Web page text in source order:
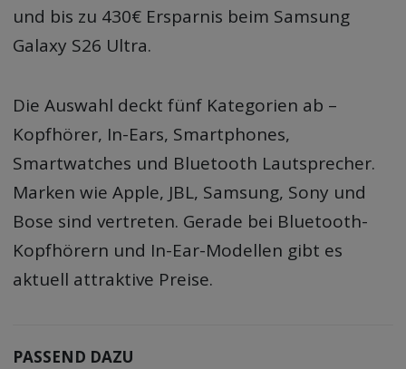
und bis zu 430€ Ersparnis beim Samsung
Galaxy S26 Ultra.
Die Auswahl deckt fünf Kategorien ab –
Kopfhörer, In-Ears, Smartphones,
Smartwatches und Bluetooth Lautsprecher.
Marken wie Apple, JBL, Samsung, Sony und
Bose sind vertreten. Gerade bei Bluetooth-
Kopfhörern und In-Ear-Modellen gibt es
aktuell attraktive Preise.
PASSEND DAZU